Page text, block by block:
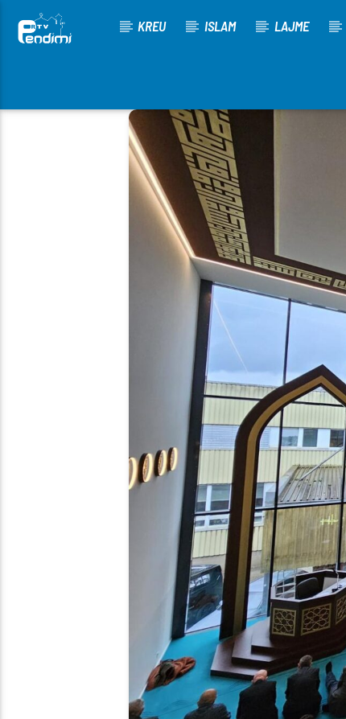
KREU ISLAM LAJME
[There are no radio stations in the database]